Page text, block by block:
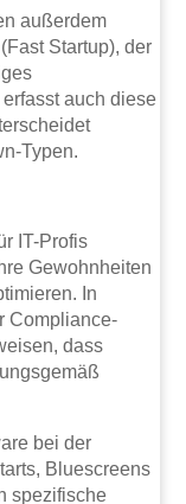
außerdem
Startup), der
auch diese
Typen.
IT-Profis
Gewohnheiten
In
Compliance-
dass
bei der
Bluescreens
spezifische